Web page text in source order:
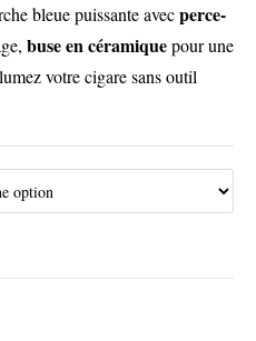
bleue puissante avecperce-
buse en céramiquepour une
votre cigare sans outil